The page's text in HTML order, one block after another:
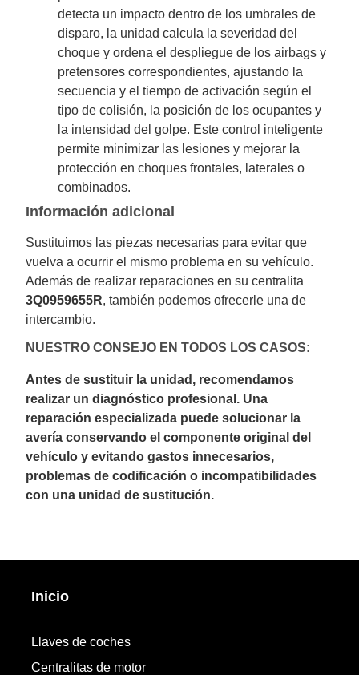
detecta un impacto dentro de los umbrales de
disparo, la unidad calcula la severidad del
choque y ordena el despliegue de los airbags y
pretensores correspondientes, ajustando la
secuencia y el tiempo de activación según el
tipo de colisión, la posición de los ocupantes y
la intensidad del golpe. Este control inteligente
permite minimizar las lesiones y mejorar la
protección en choques frontales, laterales o
combinados.
Información adicional
Sustituimos las piezas necesarias para evitar que
vuelva a ocurrir el mismo problema en su vehículo.
Además de realizar reparaciones en su centralita
3Q0959655R, también podemos ofrecerle una de
intercambio.
NUESTRO CONSEJO EN TODOS LOS CASOS:
Antes de sustituir la unidad, recomendamos
realizar un diagnóstico profesional. Una
reparación especializada puede solucionar la
avería conservando el componente original del
vehículo y evitando gastos innecesarios,
problemas de codificación o incompatibilidades
con una unidad de sustitución.
Inicio
Llaves de coches
Centralitas de motor